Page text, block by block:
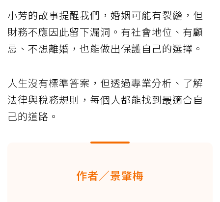
小芳的故事提醒我們，婚姻可能有裂縫，但
財務不應因此留下漏洞。有社會地位、有顧
忌、不想離婚，也能做出保護自己的選擇。
人生沒有標準答案，但透過專業分析、了解
法律與稅務規則，每個人都能找到最適合自
己的道路。
作者／景肇梅